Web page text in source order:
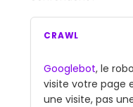
CRAWL
Googlebot, le
visite votre page
une visite, pas